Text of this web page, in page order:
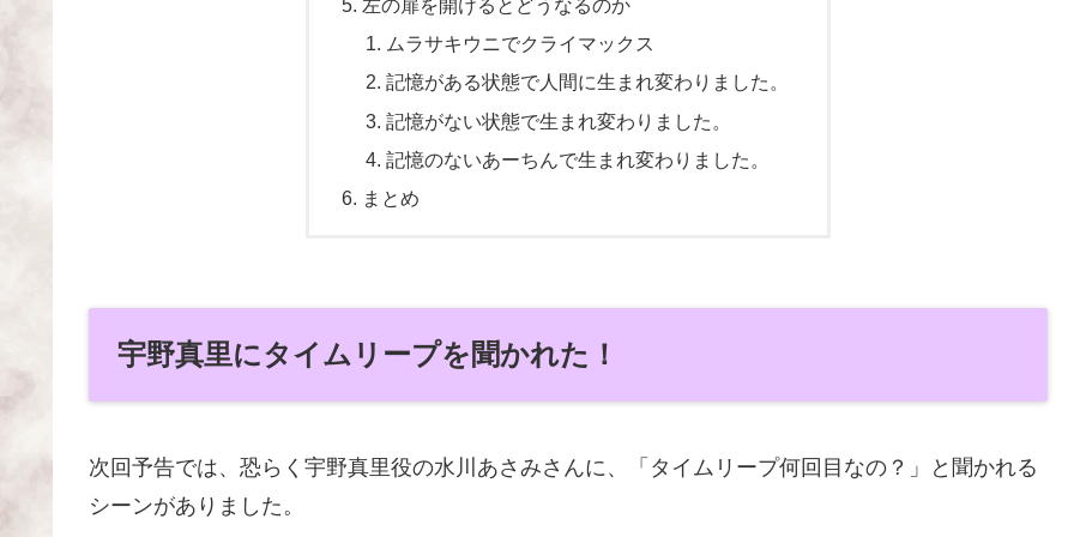
左の扉を開けるとどうなるのか
ムラサキウニでクライマックス
記憶がある状態で人間に生まれ変わりました。
記憶がない状態で生まれ変わりました。
記憶のないあーちんで生まれ変わりました。
まとめ
宇野真里にタイムリープを聞かれた！
次回予告では、恐らく宇野真里役の水川あさみさんに、「タイムリープ何回目なの？」と聞かれる
シーンがありました。